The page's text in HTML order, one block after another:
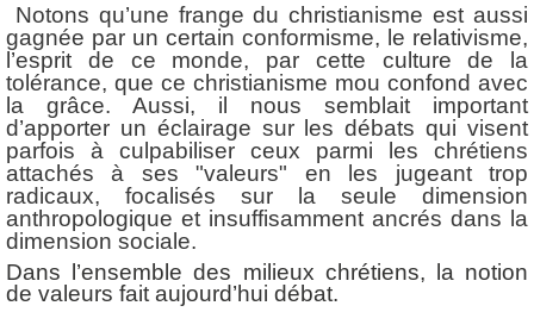
Notons qu’une frange du christianisme est aussi
gagnée par un certain conformisme, le relativisme,
l’esprit de ce monde, par cette culture de la
tolérance, que ce christianisme mou confond avec
la grâce. Aussi, il nous semblait important
d’apporter un éclairage sur les débats qui visent
parfois à culpabiliser ceux parmi les chrétiens
attachés à ses "valeurs" en les jugeant trop
radicaux, focalisés sur la seule dimension
anthropologique et insuffisamment ancrés dans la
dimension sociale.
Dans l’ensemble des milieux chrétiens, la notion
de valeurs fait aujourd’hui débat.